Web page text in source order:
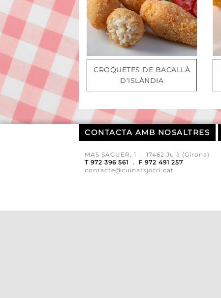
CROQUETES DE BACALLÀ
D'ISLÀNDIA
CONTACTA AMB NOSALTRES
MAS SAGUER, 1 · 17462 Juià (Girona)
T 972 396 561 . F 972 491 257
contacte@cuinatsjotri.cat